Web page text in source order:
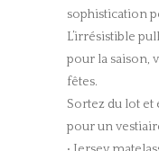
sophistication
L’irrésistible
pour la saison,
fêtes.
Sortez du lot et
pour un